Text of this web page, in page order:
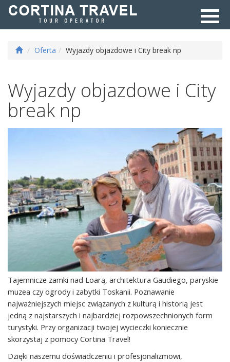
Oferta Wyjazdy objazdowe i City break np
Wyjazdy objazdowe i City
break np
Tajemnicze zamki nad Loarą, architektura Gaudiego, paryskie
muzea czy ogrody i zabytki Toskanii. Poznawanie
najważniejszych miejsc związanych z kulturą i historią jest
jedną z najstarszych i najbardziej rozpowszechnionych form
turystyki. Przy organizacji twojej wycieczki koniecznie
skorzystaj z pomocy Cortina Travel!
Dzięki naszemu doświadczeniu i profesjonalizmowi,